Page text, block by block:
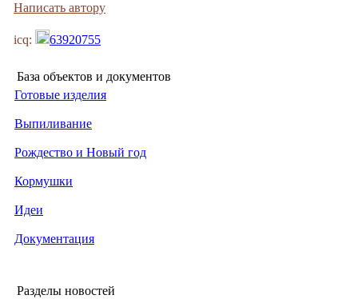
Написать автору
icq: 63920755
База объектов и документов
Готовые изделия
Выпиливание
Рождество и Новый год
Кормушки
Идеи
Документация
Разделы новостей